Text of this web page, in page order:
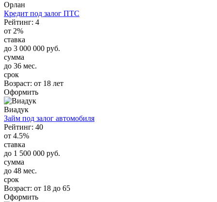
Орлан
Кредит под залог ПТС
Рейтинг: 4
от 2%
ставка
до 3 000 000 руб.
сумма
до 36 мес.
срок
Возраст: от 18 лет
Оформить
Виадук
Займ под залог автомобиля
Рейтинг: 40
от 4.5%
ставка
до 1 500 000 руб.
сумма
до 48 мес.
срок
Возраст: от 18 до 65
Оформить